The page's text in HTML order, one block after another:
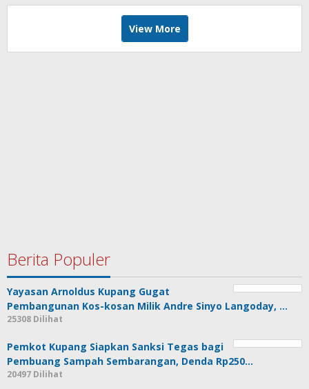
View More
Berita Populer
Yayasan Arnoldus Kupang Gugat
Pembangunan Kos-kosan Milik Andre Sinyo Langoday, …
25308 Dilihat
Pemkot Kupang Siapkan Sanksi Tegas bagi
Pembuang Sampah Sembarangan, Denda Rp250…
20497 Dilihat